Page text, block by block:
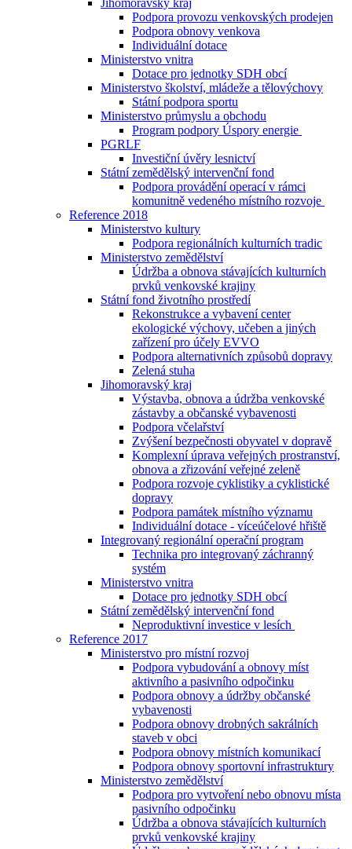
Jihomoravský kraj
Podpora provozu venkovských prodejen
Podpora obnovy venkova
Individuální dotace
Ministerstvo vnitra
Dotace pro jednotky SDH obcí
Ministerstvo školství, mládeže a tělovýchovy
Státní podpora sportu
Ministerstvo průmyslu a obchodu
Program podpory Úspory energie
PGRLF
Investiční úvěry lesnictví
Státní zemědělský intervenční fond
Podpora provádění operací v rámci
komunitně vedeného místního rozvoje
Reference 2018
Ministerstvo kultury
Podpora regionálních kulturních tradic
Ministerstvo zemědělství
Údržba a obnova stávajících kulturních
prvků venkovské krajiny
Státní fond životního prostředí
Rekonstrukce a vybavení center
ekologické výchovy, učeben a jiných
zařízení pro účely EVVO
Podpora alternativních způsobů dopravy
Zelená stuha
Jihomoravský kraj
Výstavba, obnova a údržba venkovské
zástavby a občanské vybavenosti
Podpora včelařství
Zvýšení bezpečnosti obyvatel v dopravě
Komplexní úprava veřejných prostranství,
obnova a zřizování veřejné zeleně
Podpora rozvoje cyklistiky a cyklistické
dopravy
Podpora památek místního významu
Individuální dotace - víceúčelové hřiště
Integrovaný regionální operační program
Technika pro integrovaný záchranný
systém
Ministerstvo vnitra
Dotace pro jednotky SDH obcí
Státní zemědělský intervenční fond
Neproduktivní investice v lesích
Reference 2017
Ministerstvo pro místní rozvoj
Podpora vybudování a obnovy míst
aktivního a pasivního odpočinku
Podpora obnovy a údržby občanské
vybavenosti
Podpora obnovy drobných sakrálních
staveb v obci
Podpora obnovy místních komunikací
Podpora obnovy sportovní infrastruktury
Ministerstvo zemědělství
Podpora pro vytvoření nebo obnovu místa
pasivního odpočinku
Údržba a obnova stávajících kulturních
prvků venkovské krajiny